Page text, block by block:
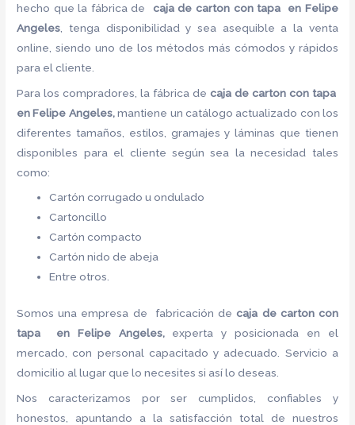
hecho que la fábrica de caja de carton con tapa en Felipe
Angeles , tenga disponibilidad y sea asequible a la venta
online, siendo uno de los métodos más cómodos y rápidos
para el cliente.
Para los compradores, la fábrica de caja de carton con tapa
en Felipe Angeles,mantiene un catálogo actualizado con los
diferentes tamaños, estilos, gramajes y láminas que tienen
disponibles para el cliente según sea la necesidad tales
como:
Cartón corrugado u ondulado
Cartoncillo
Cartón compacto
Cartón nido de abeja
Entre otros.
Somos una empresa de fabricación decaja de carton con
tapa en Felipe Angeles, experta y posicionada en el
mercado, con personal capacitado y adecuado. Servicio a
domicilio al lugar que lo necesites si así lo deseas.
Nos caracterizamos por ser cumplidos, confiables y
honestos, apuntando a la satisfacción total de nuestros